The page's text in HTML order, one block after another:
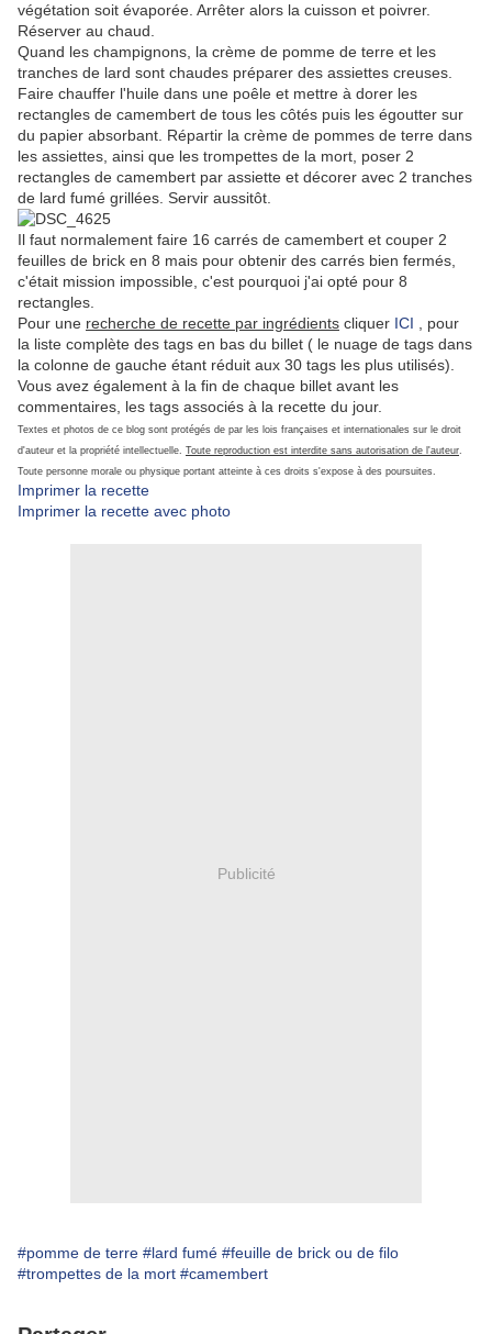
végétation soit évaporée. Arrêter alors la cuisson et poivrer.
Réserver au chaud.
Quand les champignons, la crème de pomme de terre et les
tranches de lard sont chaudes préparer des assiettes creuses.
Faire chauffer l'huile dans une poêle et mettre à dorer les
rectangles de camembert de tous les côtés puis les égoutter sur
du papier absorbant. Répartir la crème de pommes de terre dans
les assiettes, ainsi que les trompettes de la mort, poser 2
rectangles de camembert par assiette et décorer avec 2 tranches
de lard fumé grillées. Servir aussitôt.
Il faut normalement faire 16 carrés de camembert et couper 2
feuilles de brick en 8 mais pour obtenir des carrés bien fermés,
c'était mission impossible, c'est pourquoi j'ai opté pour 8
rectangles.
Pour une recherche de recette par ingrédients cliquer ICI , pour
la liste complète des tags en bas du billet ( le nuage de tags dans
la colonne de gauche étant réduit aux 30 tags les plus utilisés).
Vous avez également à la fin de chaque billet avant les
commentaires, les tags associés à la recette du jour.
Textes et photos de ce blog sont protégés de par les lois françaises et internationales sur le droit
d'auteur et la propriété intellectuelle. Toute reproduction est interdite sans autorisation de l'auteur.
Toute personne morale ou physique portant atteinte à ces droits s'expose à des poursuites.
Imprimer la recette
Imprimer la recette avec photo
Publicité
#pomme de terre #lard fumé #feuille de brick ou de filo
#trompettes de la mort #camembert